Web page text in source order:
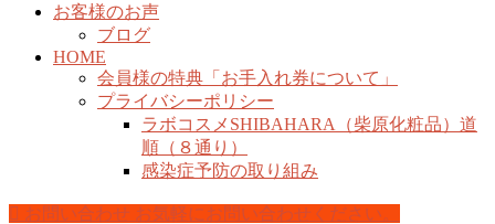
お客様のお声
ブログ
HOME
会員様の特典「お手入れ券について」
プライバシーポリシー
ラボコスメSHIBAHARA（柴原化粧品）道
順（８通り）
感染症予防の取り組み
お問い合わせ お気軽にお問い合わせください。